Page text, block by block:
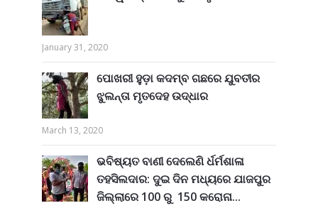
January 31, 2020
ପୋଖରୀ ହୁଡ଼ା କଦମ୍ବ ଗଛରେ ଯୁବତୀର
ଝୁଲନ୍ତା ମୃତଦେହ ଉଦ୍ଧାର
March 13, 2020
ଭବିଷ୍ୟତ ବାଣୀ ଦେଲେଣି ର୍ଧର୍ମଶାଳା
ତହସିଲଦାର: ଦୁଇ ଦିନ ମଧ୍ୟରେ ଯାଜପୁର
ଜିଲ୍ଲାରେ 100 ରୁ 150 କରୋନା...